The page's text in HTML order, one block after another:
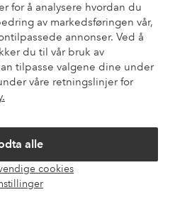
for å analysere hvordan du
av markedsføringen vår,
annonser. Ved å
du til vår bruk av
tilpasse valgene dine under
våre retningslinjer for
alle
cookies
betalinger
våre betalingsalternativer?